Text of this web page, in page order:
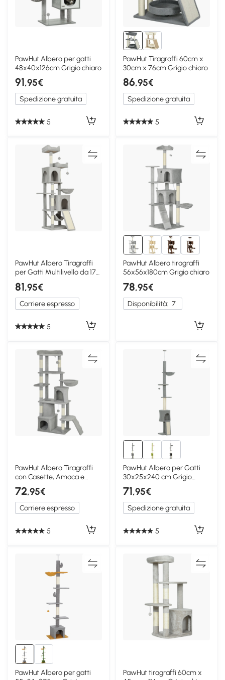
PawHut Albero per gatti
48x40x126cm Grigio chiaro
91,95€
Spedizione gratuita
5
PawHut Tiragraffi 60cm x
30cm x 76cm Grigio chiaro
86,95€
Spedizione gratuita
5
PawHut Albero Tiragraffi
per Gatti Multilivello da 177
cm Grigio
81,95€
Corriere espresso
5
6+
PawHut Albero tiragraffi
56x56x180cm Grigio chiaro
78,95€
Disponibilità: 7
PawHut Albero Tiragraffi
con Casette, Amaca e
Tunnel Grigio
72,95€
Corriere espresso
5
PawHut Albero per Gatti
30x25x240 cm Grigio
chiaro
71,95€
Spedizione gratuita
5
PawHut Albero per gatti
PawHut tiragraffi 60cm x